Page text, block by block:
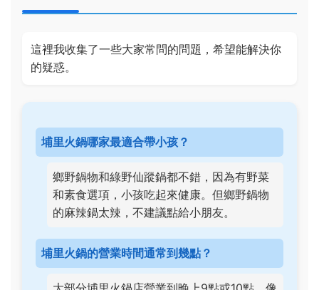
這裡我收集了一些大家常問的問題，希望能解決你
的疑惑。
埔里火鍋哪家最適合帶小孩？
鄉野鍋物和綠野仙蹤鍋都不錯，因為有野菜
和素食選項，小孩吃起來健康。但鄉野鍋物
的麻辣鍋太辣，不建議點給小朋友。
埔里火鍋的營業時間通常到幾點？